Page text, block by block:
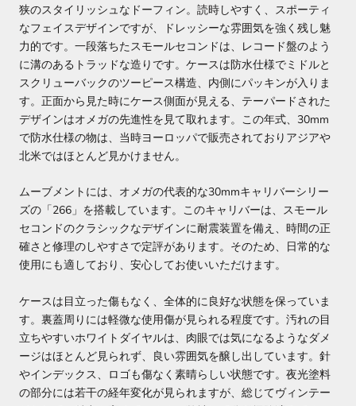
狭のスタイリッシュなドーフィン。読時しやすく、スポーティ
なフェイスデザインですが、ドレッシーな雰囲気を強く残し魅
力的です。一段落ちたスモールセコンドは、レコード盤のよう
に溝のあるトラッドな造りです。 ケースは防水仕様でミドルと
スクリューバックのツーピース構造、内側にパッキンが入りま
す。正面から見た時にケース側面が見える、テーパードされた
デザインはオメガの先進性を見て取れます。この年式、30mm
で防水仕様の物は、当時ヨーロッパで販売されておりアジアや
北米ではほとんど見かけません。
ムーブメントには、オメガの代表的な30mmキャリバーシリー
ズの「266」を搭載しています。このキャリバーは、スモール
セコンドのクラシックなデザインに耐震装置を備え、時間の正
確さと修理のしやすさで定評があります。そのため、日常的な
使用にも適しており、安心してお使いいただけます。
ケースは目立った傷もなく、全体的に良好な状態を保っていま
す。裏蓋周りには軽微な使用傷が見られる程度です。汚れの目
立ちやすいホワイトダイヤルは、肉眼では気になるようなダメ
ージはほとんど見られず、良い雰囲気を醸し出しています。針
やインデックス、ロゴも傷なく素晴らしい状態です。夜光塗料
の部分には若干の経年変化が見られますが、総じてヴィンテー